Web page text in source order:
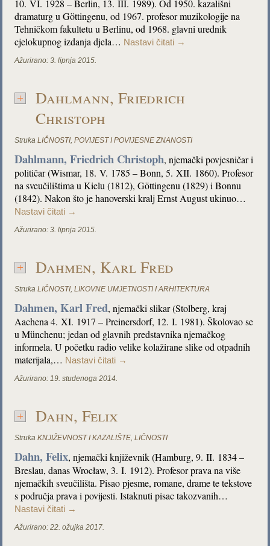
10. VI. 1928 – Berlin, 13. III. 1989). Od 1950. kazališni
dramaturg u Göttingenu, od 1967. profesor muzikologije na
Tehničkom fakultetu u Berlinu, od 1968. glavni urednik
cjelokupnog izdanja djela… Nastavi čitati →
Ažurirano: 3. lipnja 2015.
Dahlmann, Friedrich
Christoph
Struka LIČNOSTI,POVIJEST I POVIJESNE ZNANOSTI
Dahlmann, Friedrich Christoph, njemački povjesničar i
političar (Wismar, 18. V. 1785 – Bonn, 5. XII. 1860). Profesor
na sveučilištima u Kielu (1812), Göttingenu (1829) i Bonnu
(1842). Nakon što je hanoverski kralj Ernst August ukinuo…
Nastavi čitati →
Ažurirano: 3. lipnja 2015.
Dahmen, Karl Fred
Struka LIČNOSTI,LIKOVNE UMJETNOSTI I ARHITEKTURA
Dahmen, Karl Fred, njemački slikar (Stolberg, kraj
Aachena 4. XI. 1917 – Preinersdorf, 12. I. 1981). Školovao se
u Münchenu; jedan od glavnih predstavnika njemačkog
informela. U početku radio velike kolažirane slike od otpadnih
materijala,… Nastavi čitati →
Ažurirano: 19. studenoga 2014.
Dahn, Felix
Struka KNJIŽEVNOST I KAZALIŠTE,LIČNOSTI
Dahn, Felix, njemački književnik (Hamburg, 9. II. 1834 –
Breslau, danas Wrocław, 3. I. 1912). Profesor prava na više
njemačkih sveučilišta. Pisao pjesme, romane, drame te tekstove
s područja prava i povijesti. Istaknuti pisac takozvanih…
Nastavi čitati →
Ažurirano: 22. ožujka 2017.